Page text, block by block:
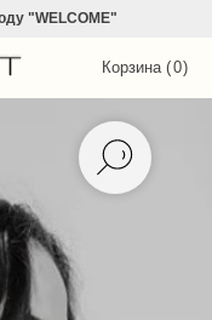
"WELCOME"
Корзина (0)